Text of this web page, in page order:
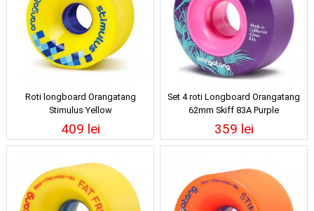
Roti longboard Orangatang
Stimulus Yellow
409 lei
Set 4 roti Longboard Orangatang
62mm Skiff 83A Purple
359 lei